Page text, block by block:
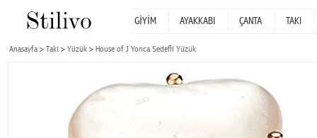
GİYİM AYAKKABI ÇANTA TAKI
Anasayfa Takı Yüzük House of J Yonca Sedefli Yüzük